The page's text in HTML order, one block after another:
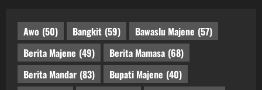
Awo (50) Bangkit (59) Bawaslu Majene (57)
Berita Majene (49) Berita Mamasa (68)
Berita Mandar (83) Bupati Majene (40)